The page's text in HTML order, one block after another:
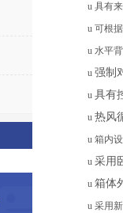
u 具有
u 可根
u 水平
u 强制
u 具有
u 热风
u 箱内
u 采用
u 箱体
u 采用